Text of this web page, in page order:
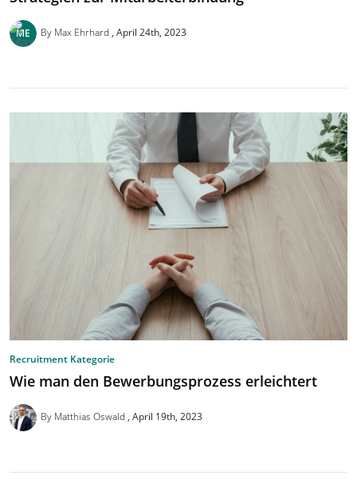
By Max Ehrhard April 24th, 2023
Recruitment Kategorie
Wie man den Bewerbungsprozess erleichtert
By Matthias Oswald April 19th, 2023